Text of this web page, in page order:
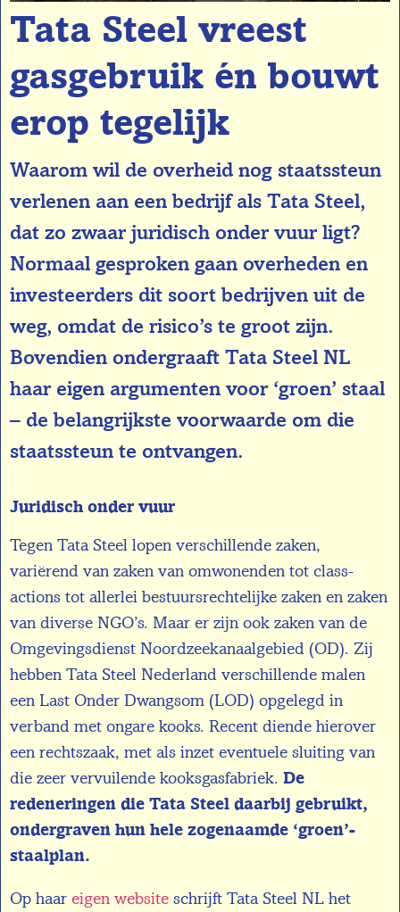
Tata Steel vreest
gasgebruik én bouwt
erop tegelijk
Waarom wil de overheid nog staatssteun
verlenen aan een bedrijf als Tata Steel,
dat zo zwaar juridisch onder vuur ligt?
Normaal gesproken gaan overheden en
investeerders dit soort bedrijven uit de
weg, omdat de risico’s te groot zijn.
Bovendien ondergraaft Tata Steel NL
haar eigen argumenten voor ‘groen’ staal
– de belangrijkste voorwaarde om die
staatssteun te ontvangen.
Juridisch onder vuur
Tegen Tata Steel lopen verschillende zaken,
variërend van zaken van omwonenden tot class-
actions tot allerlei bestuursrechtelijke zaken en zaken
van diverse NGO’s. Maar er zijn ook zaken van de
Omgevingsdienst Noordzeekanaalgebied (OD). Zij
hebben Tata Steel Nederland verschillende malen
een Last Onder Dwangsom (LOD) opgelegd in
verband met ongare kooks. Recent diende hierover
een rechtszaak, met als inzet eventuele sluiting van
die zeer vervuilende kooksgasfabriek. De
redeneringen die Tata Steel daarbij gebruikt,
ondergraven hun hele zogenaamde ‘groen’-
staalplan.
Op haar eigen website schrijft Tata Steel NL het